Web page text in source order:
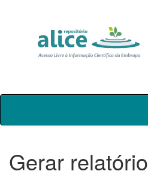
Skip
Gerar relatório